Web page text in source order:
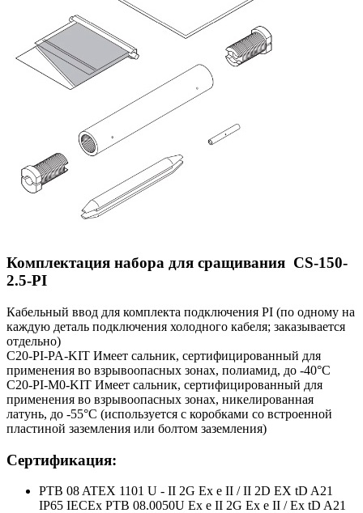
Комплектация набора для сращивания CS-150-
2.5-PI
Кабельный ввод для комплекта подключения PI (по одному на
каждую деталь подключения холодного кабеля; заказывается
отдельно)
C20-PI-PA-KIT Имеет сальник, сертифицированный для
применения во взрывоопасных зонах, полиамид, до -40°С
C20-PI-M0-KIT Имеет сальник, сертифицированный для
применения во взрывоопасных зонах, никелированная
латунь, до -55°С (используется с коробками со встроенной
пластиной заземления или болтом заземления)
Сертификация:
PTB 08 ATEX 1101 U - II 2G Ex e II / II 2D EX tD A21
IP65 IECEx PTB 08.0050U Ex e II 2G Ex e II / Ex tD A21